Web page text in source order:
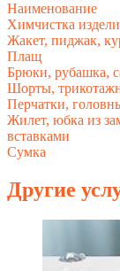
Наименование
Химчистка
Жакет, пиджак,
Плащ
Брюки, рубашка,
Шорты,
Перчатки,
Жилет, юбка из
вставками
Сумка
Другие